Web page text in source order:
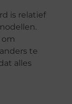
is relatief
om
te
alles